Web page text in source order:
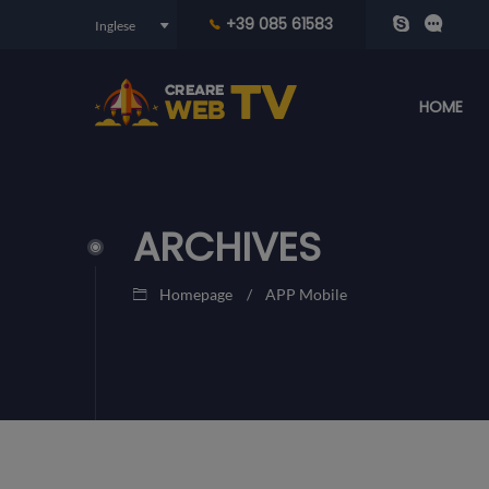
+39 085 61583
HOME
ARCHIVES
Homepage APP Mobile